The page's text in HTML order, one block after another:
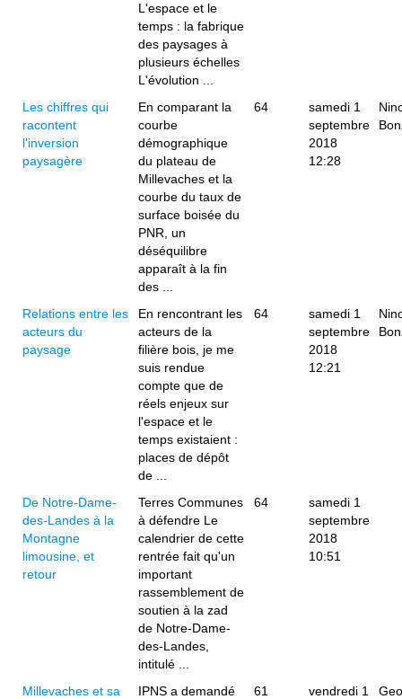
L'espace et le
temps : la fabrique
des paysages à
plusieurs échelles
L'évolution ...
Les chiffres qui
racontent
l'inversion
paysagère
En comparant la
courbe
démographique
du plateau de
Millevaches et la
courbe du taux de
surface boisée du
PNR, un
déséquilibre
apparaît à la fin
des ...
64
samedi 1
septembre
2018
12:28
Relations entre les
acteurs du
paysage
En rencontrant les
acteurs de la
filière bois, je me
suis rendue
compte que de
réels enjeux sur
l'espace et le
temps existaient :
places de dépôt
de ...
64
samedi 1
septembre
2018
12:21
De Notre-Dame-
des-Landes à la
Montagne
limousine, et
retour
Terres Communes
à défendre Le
calendrier de cette
rentrée fait qu'un
important
rassemblement de
soutien à la zad
de Notre-Dame-
des-Landes,
intitulé ...
64
samedi 1
septembre
2018
10:51
Millevaches et sa
IPNS a demandé
61
vendredi 1